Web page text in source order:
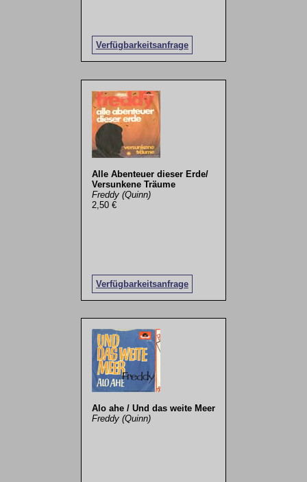
Verfügbarkeitsanfrage
Alle Abenteuer dieser Erde/
Versunkene Träume
Freddy (Quinn)
2,50 €
Verfügbarkeitsanfrage
Alo ahe / Und das weite Meer
Freddy (Quinn)